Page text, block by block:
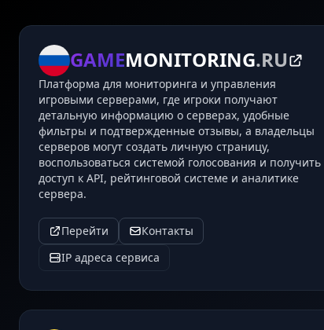
GAMEMONITORING.RU
Платформа для мониторинга и управления
игровыми серверами, где игроки получают
детальную информацию о серверах, удобные
фильтры и подтвержденные отзывы, а владельцы
серверов могут создать личную страницу,
воспользоваться системой голосования и получить
доступ к API, рейтинговой системе и аналитике
сервера.
Перейти
Контакты
IP адреса сервиса